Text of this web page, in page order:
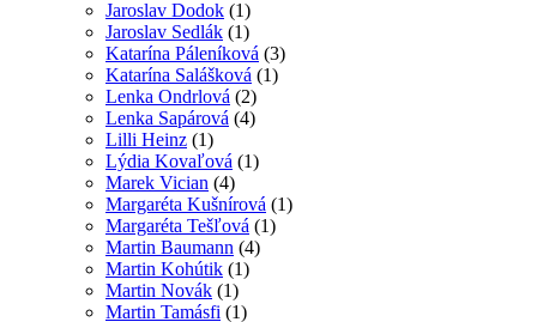
Jaroslav Dodok (1)
Jaroslav Sedlák (1)
Katarína Páleníková (3)
Katarína Salášková (1)
Lenka Ondrlová (2)
Lenka Sapárová (4)
Lilli Heinz (1)
Lýdia Kovaľová (1)
Marek Vician (4)
Margaréta Kušnírová (1)
Margaréta Tešľová (1)
Martin Baumann (4)
Martin Kohútik (1)
Martin Novák (1)
Martin Tamásfi (1)